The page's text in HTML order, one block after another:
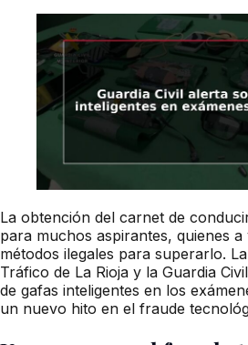
La obtención del carnet de
para muchos aspirantes, quienes
métodos ilegales para superarlo.
Tráfico de La Rioja y la Guardia
de gafas inteligentes en los
un nuevo hito en el fraude